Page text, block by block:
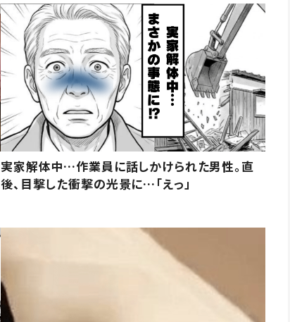
実家解体中…作業員に話しかけられた男性。直
後、目撃した衝撃の光景に…「えっ」